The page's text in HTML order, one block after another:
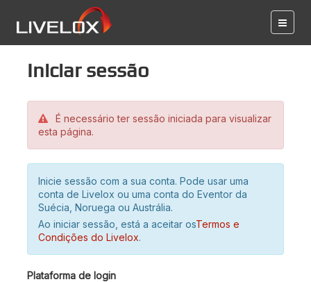
Iniciar sessão
É necessário ter sessão iniciada para visualizar
esta página.
Inicie sessão com a sua conta. Pode usar uma
conta de Livelox ou uma conta do Eventor da
Suécia, Noruega ou Austrália.
Ao iniciar sessão, está a aceitar osTermos e
Condições do Livelox.
Plataforma de login